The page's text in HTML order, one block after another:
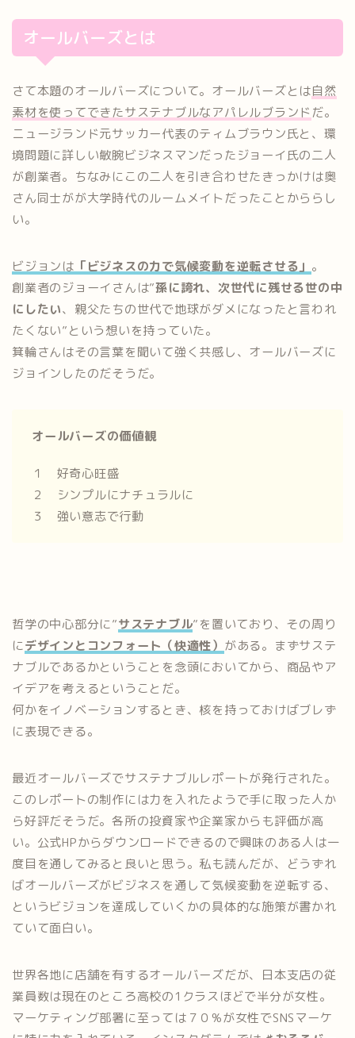
オールバーズとは
さて本題のオールバーズについて。オールバーズとは自然
素材を使ってできたサステナブルなアパレルブランド だ。
ニュージランド元サッカー代表のティムブラウン氏と、環
境問題に詳しい敏腕ビジネスマンだったジョーイ氏の二人
が創業者。ちなみにこの二人を引き合わせたきっかけは奥
さん同士がが大学時代のルームメイトだったことかららし
い。
ビジョンは 「ビジネスの力で気候変動を逆転させる」 。
創業者のジョーイさんは”孫に誇れ、次世代に残せる世の中
にしたい、親父たちの世代で地球がダメになったと言われ
たくない”という想いを持っていた。
箕輪さんはその言葉を聞いて強く共感し、オールバーズに
ジョインしたのだそうだ。
オールバーズの価値観
１ 好奇心旺盛
２ シンプルにナチュラルに
３ 強い意志で行動
哲学の中心部分に”サステナブル”を置いており、その周り
にデザインとコンフォート（快適性） がある。まずサステ
ナブルであるかということを念頭においてから、商品やア
イデアを考えるということだ。
何かをイノベーションするとき、核を持っておけばブレず
に表現できる。
最近オールバーズでサステナブルレポートが発行された。
このレポートの制作には力を入れたようで手に取った人か
ら好評だそうだ。各所の投資家や企業家からも評価が高
い。公式HPからダウンロードできるので興味のある人は一
度目を通してみると良いと思う。私も読んだが、どうずれ
ばオールバーズがビジネスを通して気候変動を逆転する、
というビジョンを達成していくかの具体的な施策が書かれ
ていて面白い。
世界各地に店舗を有するオールバーズだが、日本支店の従
業員数は現在のところ高校の1クラスほどで半分が女性。
マーケティング部署に至っては７０%が女性でSNSマーケ